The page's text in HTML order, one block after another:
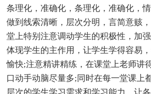
条理化，准确化，条理化，准确化，
做到线索清晰，层次分明，言简意赅
堂上特别注意调动学生的积极性，加
体现学生的主作用，让学生学得容易
愉快;注意精讲精练，在课堂上老师讲
口动手动脑尽量多;同时在每一堂课上